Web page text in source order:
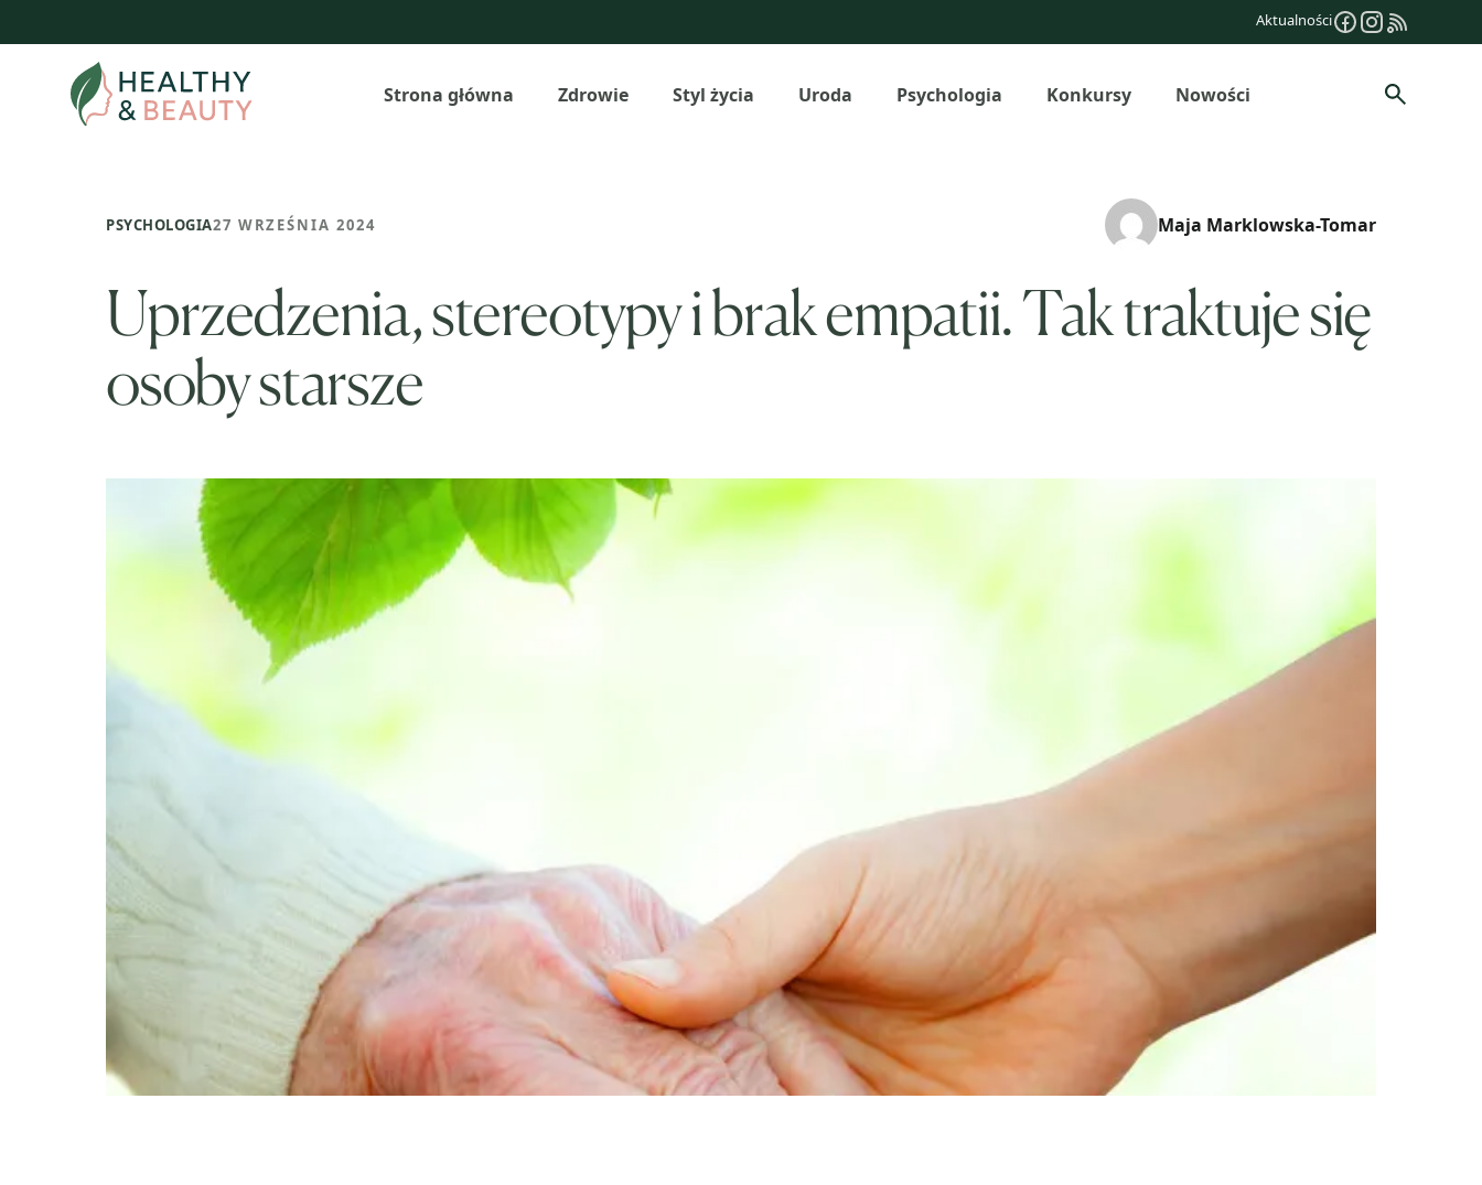
do
Aktualności
Strona główna Zdrowie Styl życia Uroda Psychologia Konkursy Nowości Szukaj
PSYCHOLOGIA27 WRZEŚNIA 2024 Maja Marklowska-Tomar
Uprzedzenia, stereotypy i brak empatii. Tak traktuje się
osoby starsze